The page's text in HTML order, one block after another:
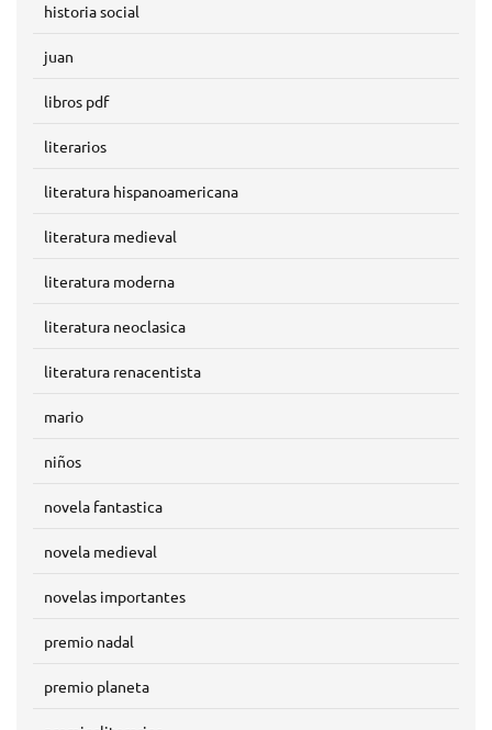
historia social
juan
libros pdf
literarios
literatura hispanoamericana
literatura medieval
literatura moderna
literatura neoclasica
literatura renacentista
mario
niños
novela fantastica
novela medieval
novelas importantes
premio nadal
premio planeta